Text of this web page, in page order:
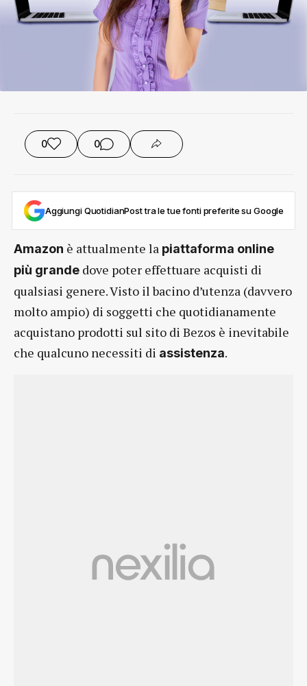
0 0
Aggiungi QuotidianPost tra le tue fonti preferite su Google
Amazon è attualmente la piattaforma online
più grande dove poter effettuare acquisti di
qualsiasi genere. Visto il bacino d’utenza (davvero
molto ampio) di soggetti che quotidianamente
acquistano prodotti sul sito di Bezos è inevitabile
che qualcuno necessiti di assistenza.